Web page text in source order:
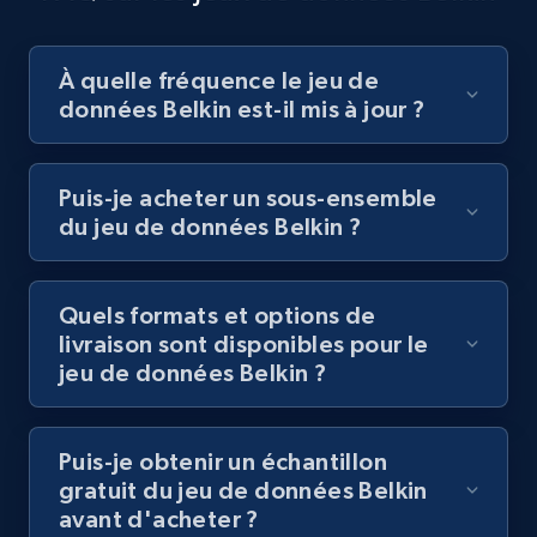
À quelle fréquence le jeu de
données Belkin est-il mis à jour ?
Puis-je acheter un sous-ensemble
du jeu de données Belkin ?
Quels formats et options de
livraison sont disponibles pour le
jeu de données Belkin ?
Puis-je obtenir un échantillon
gratuit du jeu de données Belkin
avant d'acheter ?